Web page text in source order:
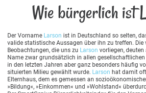
Wie bürgerlich ist
Der Vorname Larson ist in Deutschland so selten,
valide statistische Aussagen über ihn zu treffen. Die
Beobachtungen, die uns zu Larson vorliegen,
Name zwar grundsätzlich in allen
in den letzten Jahren aber ganz besonders häufig
situierten Milieu gewählt wurde. Larson hat damit
Elternhaus, dem es gemessen an
»Bildung«, »Einkommen« und »Wohlstand«